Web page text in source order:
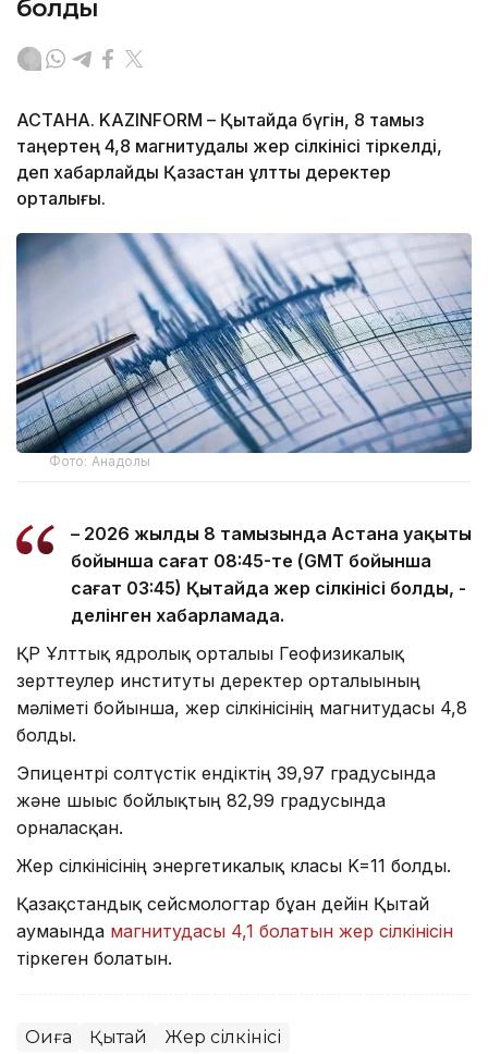
болды
АСТАНА. KAZINFORM – Қытайда бүгін, 8 тамыз
таңертең 4,8 магнитудалы жер сілкінісі тіркелді,
деп хабарлайды Қазақстан ұлттық деректер
орталығы.
Фото: Анадолы
– 2026 жылдың 8 тамызында Астана уақыты
бойынша сағат 08:45-те (GMT бойынша
сағат 03:45) Қытайда жер сілкінісі болды, -
делінген хабарламада.
ҚР Ұлттық ядролық орталығы Геофизикалық
зерттеулер институты деректер орталығының
мәліметі бойынша, жер сілкінісінің магнитудасы 4,8
болды.
Эпицентрі солтүстік ендіктің 39,97 градусында
және шығыс бойлықтың 82,99 градусында
орналасқан.
Жер сілкінісінің энергетикалық класы K=11 болды.
Қазақстандық сейсмологтар бұған дейін Қытай
аумағында магнитудасы 4,1 болатын жер сілкінісін
тіркеген болатын.
Оқиға Қытай Жер сілкінісі